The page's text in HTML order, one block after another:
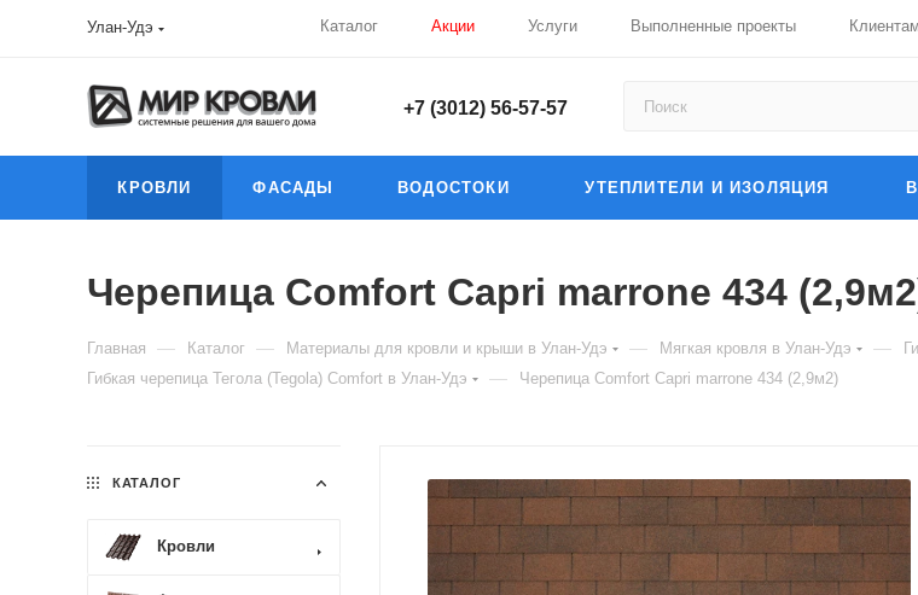
Улан-Удэ Каталог Акции Услуги Выполненные проекты Клиентам
+7 (3012) 56-57-57
КРОВЛИ ФАСАДЫ ВОДОСТОКИ УТЕПЛИТЕЛИ И ИЗОЛЯЦИЯ
Черепица Comfort Capri marrone 434
Главная — Каталог — Материалы для кровли и крыши в Улан-Удэ — Мягкая кровля в Улан-Удэ —
Гибкая черепица Тегола (Tegola) Comfort в Улан-Удэ — Черепица Comfort Capri marrone 434 (2,9м2)
КАТАЛОГ
Кровли